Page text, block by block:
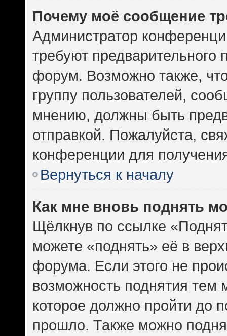
Почему моё сообщение
Администратор
требуют предварительного
форум. Возможно также,
группу пользователей,
мнению, должны быть
отправкой. Пожалуйста,
конференции для
Вернуться к началу
Как мне вновь поднять
Щёлкнув по ссылке
можете «поднять» её в
форума. Если этого не
возможность поднятия тем
которое должно пройти до
прошло. Также можно